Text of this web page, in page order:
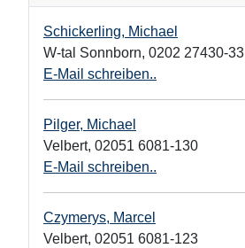
Schickerling, Michael
W-tal Sonnborn, 0202 27430-33
E-Mail schreiben..
Pilger, Michael
Velbert, 02051 6081-130
E-Mail schreiben..
Czymerys, Marcel
Velbert, 02051 6081-123